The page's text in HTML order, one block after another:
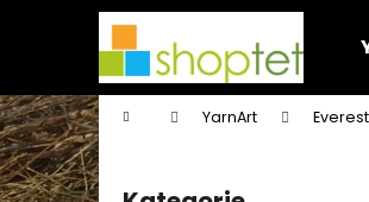
Domů YarnArt Everest
P
o
Přeskočit
í
k
Zpět
do
obchodu
Zpět
do
obchodu